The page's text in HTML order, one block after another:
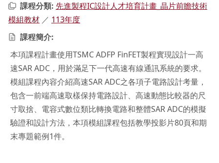
課程分類: 先進製程IC設計人才培育計畫_晶片前瞻技術
模組教材 ／ 113年度
課程簡介:
本項課程計畫使用TSMC ADFP FinFET製程實現設計一高
速SAR ADC，用於滿足下一代高速有線通訊系統的要求。
模組課程內容介紹高速SAR ADC之各項子電路設計考量，
包含一前端高速取樣保持電路設計、高速動態比較器的尺
寸取捨、電容式數位類比轉換電路和整體SAR ADC的模擬
驗證和設計方法，本項模組課程包括教學投影片80頁和期
末專題範例1件。